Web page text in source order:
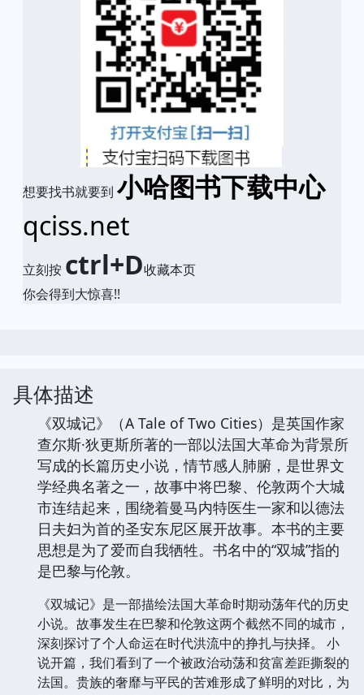
想要找书就要到 小哈图书下载中心
qciss.net
立刻按 ctrl+D收藏本页
你会得到大惊喜!!
具体描述
《双城记》（A Tale of Two Cities）是英国作家
查尔斯·狄更斯所著的一部以法国大革命为背景所
写成的长篇历史小说，情节感人肺腑，是世界文
学经典名著之一，故事中将巴黎、伦敦两个大城
市连结起来，围绕着曼马内特医生一家和以德法
日夫妇为首的圣安东尼区展开故事。本书的主要
思想是为了爱而自我牺牲。书名中的“双城”指的
是巴黎与伦敦。
《双城记》是一部描绘法国大革命时期动荡年代的历史
小说。故事发生在巴黎和伦敦这两个截然不同的城市，
深刻探讨了个人命运在时代洪流中的挣扎与抉择。 小
说开篇，我们看到了一个被政治动荡和贫富差距撕裂的
法国。贵族的奢靡与平民的苦难形成了鲜明的对比，为